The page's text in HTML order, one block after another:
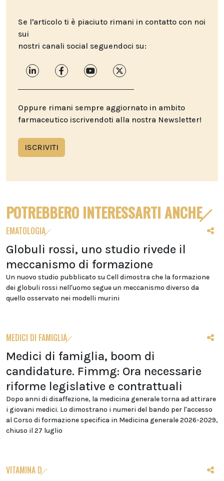
Se l'articolo ti è piaciuto rimani in contatto con noi
sui
nostri canali social seguendoci su:
Oppure rimani sempre aggiornato in ambito
farmaceutico iscrivendoti alla nostra Newsletter!
ISCRIVITI
POTREBBERO INTERESSARTI ANCHE
EMATOLOGIA
Globuli rossi, uno studio rivede il
meccanismo di formazione
Un nuovo studio pubblicato su Cell dimostra che la formazione
dei globuli rossi nell'uomo segue un meccanismo diverso da
quello osservato nei modelli murini
MEDICI DI FAMIGLIA
Medici di famiglia, boom di
candidature. Fimmg: Ora necessarie
riforme legislative e contrattuali
Dopo anni di disaffezione, la medicina generale torna ad attirare
i giovani medici. Lo dimostrano i numeri del bando per l'accesso
al Corso di formazione specifica in Medicina generale 2026-2029,
chiuso il 27 luglio
VITAMINA D